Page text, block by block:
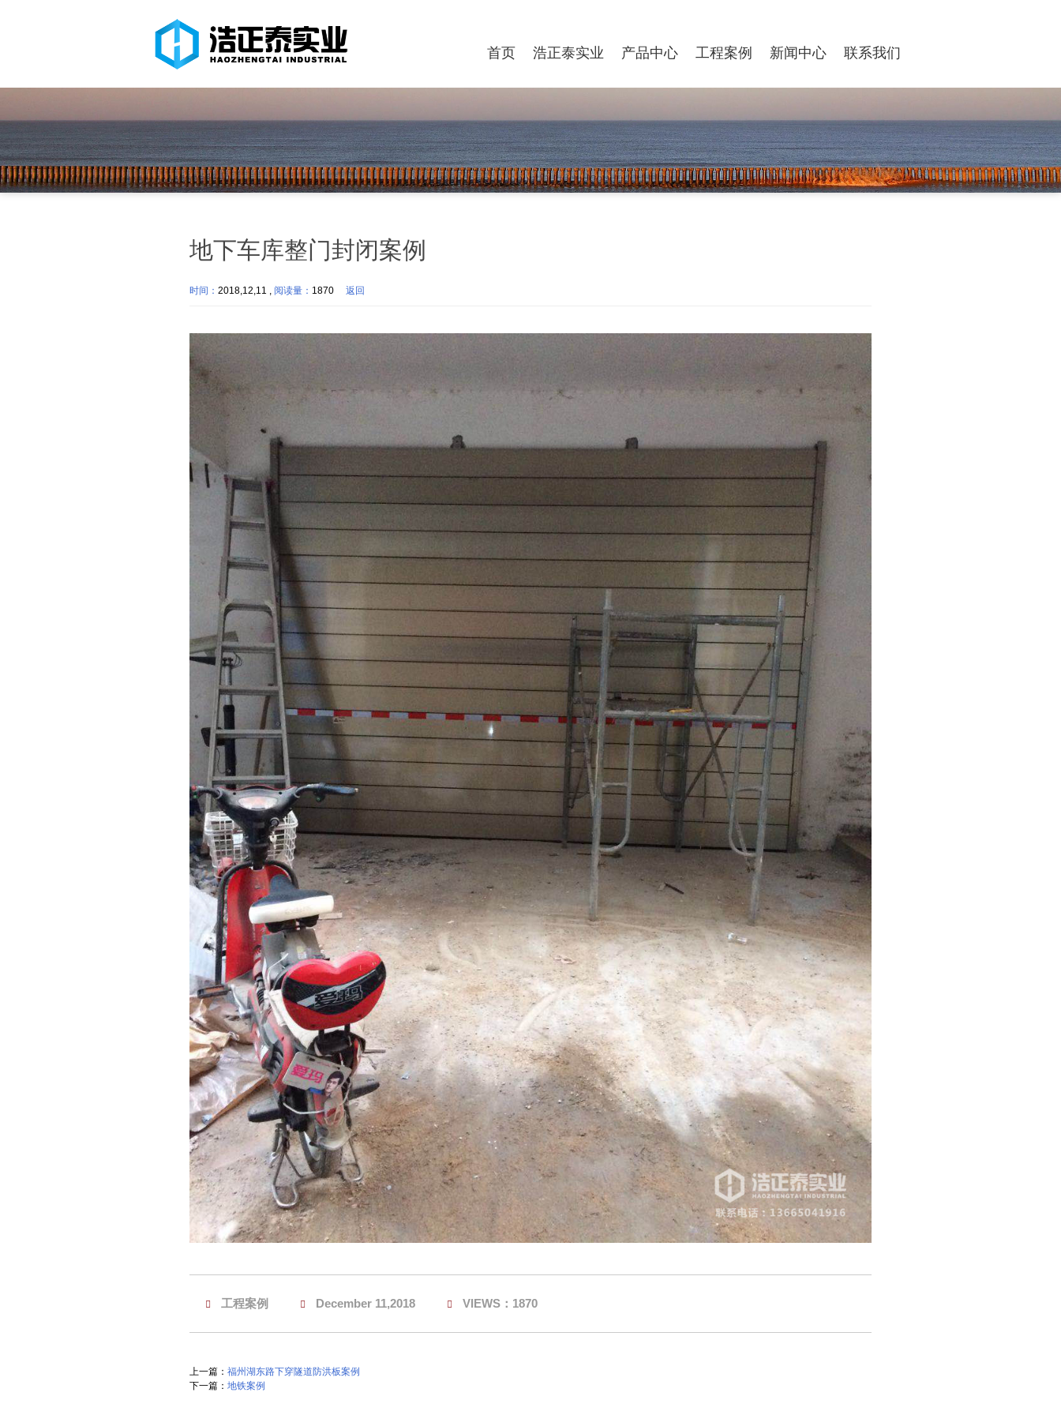
首页 浩正泰实业 产品中心 工程案例 新闻中心 联系我们
地下车库整门封闭案例
时间： 2018,12,11 , 阅读量： 1870 返回
工程案例 December 11,2018 VIEWS：1870
上一篇： 福州湖东路下穿隧道防洪板案例
下一篇： 地铁案例